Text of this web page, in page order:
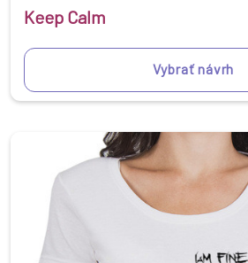
Keep Calm
Vybrať návrh